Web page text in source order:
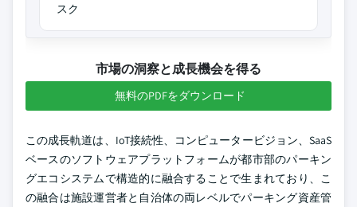
スク
市場の洞察と成長機会を得る
無料のPDFをダウンロード
この成長軌道は、IoT接続性、コンピュータービジョン、SaaS
ベースのソフトウェアプラットフォームが都市部のパーキン
グエコシステムで構造的に融合することで生まれており、こ
の融合は施設運営者と自治体の両レベルでパーキング資産管